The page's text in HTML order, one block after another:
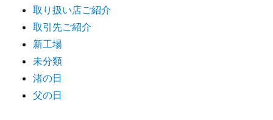
取り扱い店ご紹介
取引先ご紹介
新工場
未分類
渚の日
父の日